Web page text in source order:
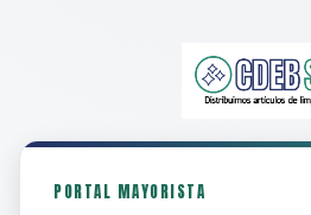
PORTAL MAYORISTA